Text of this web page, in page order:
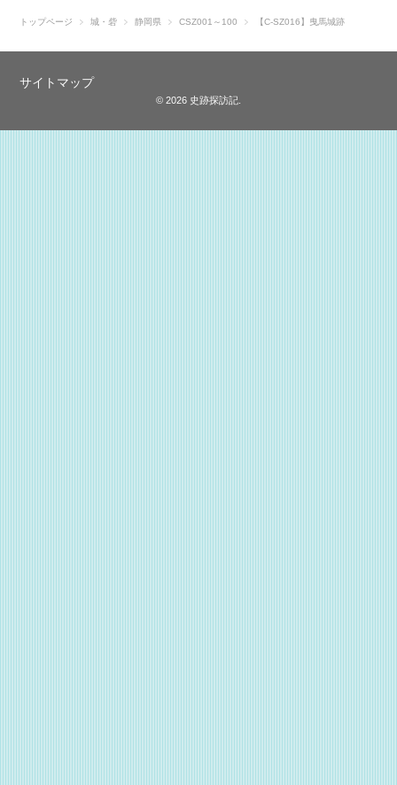
トップページ 城・砦 静岡県 CSZ001～100 【C-SZ016】曳馬城跡
サイトマップ
© 2026 史跡探訪記.